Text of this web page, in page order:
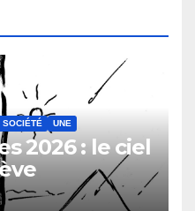
SOCIÉTÉ UNE
2026 : le ciel